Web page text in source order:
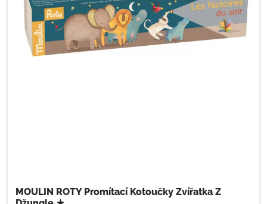
MOULIN ROTY Promítací Kotoučky Zvířatka Z